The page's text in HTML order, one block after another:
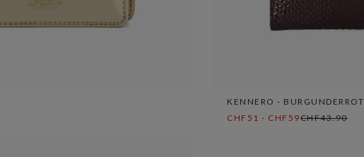
KENNERO - BURGUNDERROT
CHF51 - CHF59CHF43.90